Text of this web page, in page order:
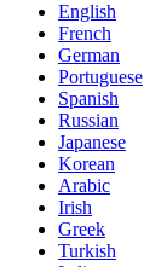
English
French
German
Portuguese
Spanish
Russian
Japanese
Korean
Arabic
Irish
Greek
Turkish